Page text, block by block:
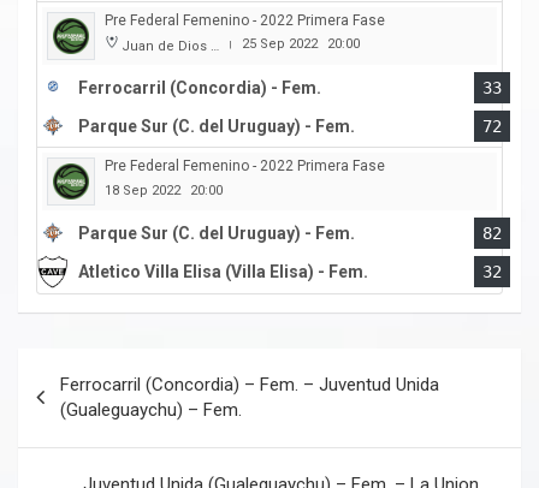
Pre Federal Femenino - 2022 Primera Fase
Juan de Dios Obregon | 25 Sep 2022 20:00
Ferrocarril (Concordia) - Fem.
33
Parque Sur (C. del Uruguay) - Fem.
72
Pre Federal Femenino - 2022 Primera Fase
18 Sep 2022 20:00
Parque Sur (C. del Uruguay) - Fem.
82
Atletico Villa Elisa (Villa Elisa) - Fem.
32
de
entradas
Ferrocarril (Concordia) – Fem. – Juventud Unida
(Gualeguaychu) – Fem.